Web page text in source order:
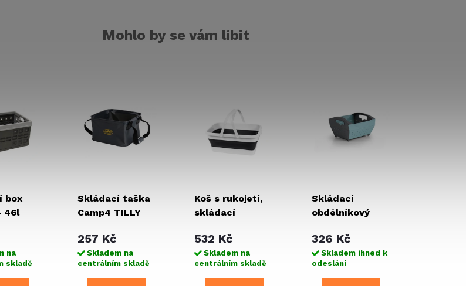
Mohlo by se vám líbit
box
46l
na
skladě
Skládací taška
Camp4 TILLY
257 Kč
Skladem na
centrálním skladě
Koš s rukojetí,
skládací
532 Kč
Skladem na
centrálním skladě
Skládací
obdélníkový
326 Kč
Skladem ihned k
odeslání